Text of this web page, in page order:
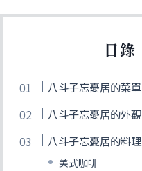
目錄
八斗子忘憂居的菜單
八斗子忘憂居的外觀
八斗子忘憂居的料理
美式咖啡